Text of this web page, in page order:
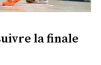
la finale